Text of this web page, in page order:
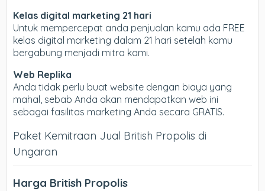
Kelas digital marketing 21 hari
Untuk mempercepat anda penjualan kamu ada FREE
kelas digital marketing dalam 21 hari setelah kamu
bergabung menjadi mitra kami.
Web Replika
Anda tidak perlu buat website dengan biaya yang
mahal, sebab Anda akan mendapatkan web ini
sebagai fasilitas marketing Anda secara GRATIS.
Paket Kemitraan Jual British Propolis di
Ungaran
Harga British Propolis